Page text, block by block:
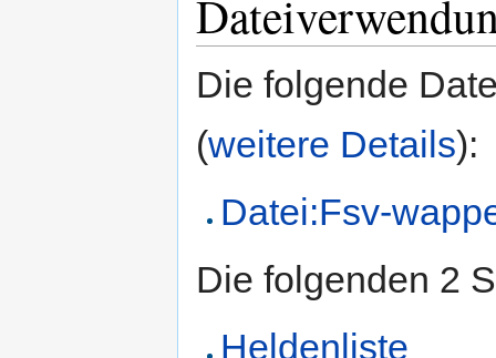
Die folgende
(weitere Details):
Datei:Fsv-
Die folgenden 2
Heldenliste